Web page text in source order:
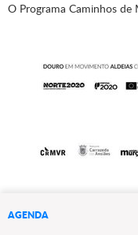
O Programa Caminhos
AGENDA